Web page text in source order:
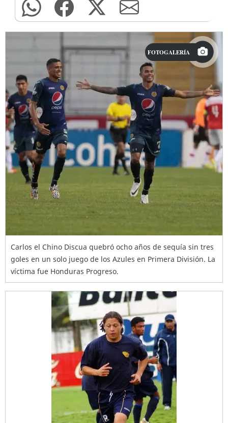
FOTOGALERÍA
Carlos el Chino Discua quebró ocho años de sequía sin tres
goles en un solo juego de los Azules en Primera División. La
víctima fue Honduras Progreso.